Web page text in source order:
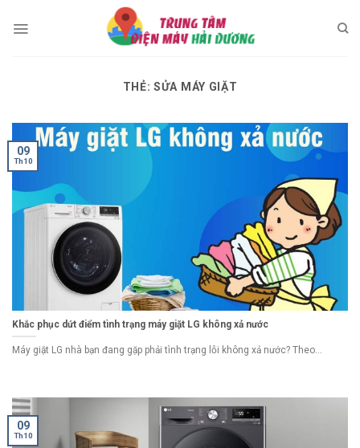
THẺ:SỬA MÁY GIẶT
Khắc phục dứt điểm tình trạng máy giặt LG không xả nước
Máy giặt LG nhà bạn đang gặp phải tình trạng lỗi không xả nước? Theo...
09
Th10
09
Th10